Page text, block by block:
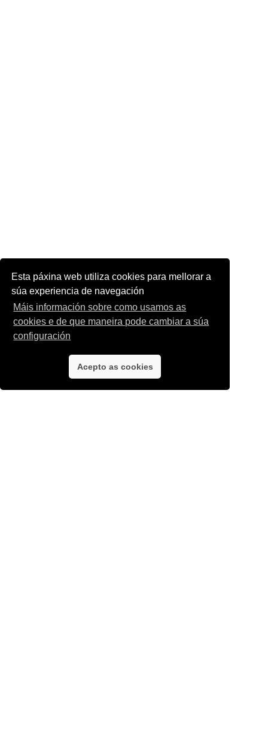
Esta páxina web utiliza cookies para mellorar a
súa experiencia de navegación
Máis información sobre como usamos as
cookies e de que maneira pode cambiar a súa
configuración
Acepto as cookies